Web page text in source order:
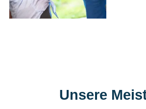
Unsere